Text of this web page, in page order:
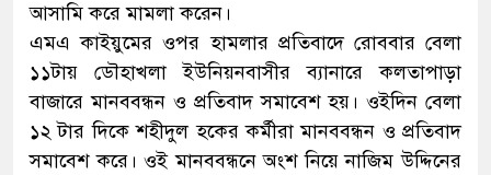
আসামি করে মামলা করেন।
এমএ কাইয়ুমের ওপর হামলার প্রতিবাদে রোববার বেলা
১১টায় ডৌহাখলা ইউনিয়নবাসীর ব্যানারে কলতাপাড়া
বাজারে মানববন্ধন ও প্রতিবাদ সমাবেশ হয়। ওইদিন বেলা
১২ টার দিকে শহীদুল হকের কর্মীরা মানববন্ধন ও প্রতিবাদ
সমাবেশ করে। ওই মানববন্ধনে অংশ নিয়ে নাজিম উদ্দিনের